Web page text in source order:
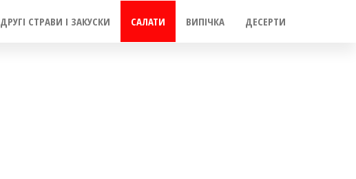
ДРУГІ СТРАВИ І ЗАКУСКИ САЛАТИ ВИПІЧКА ДЕСЕРТИ